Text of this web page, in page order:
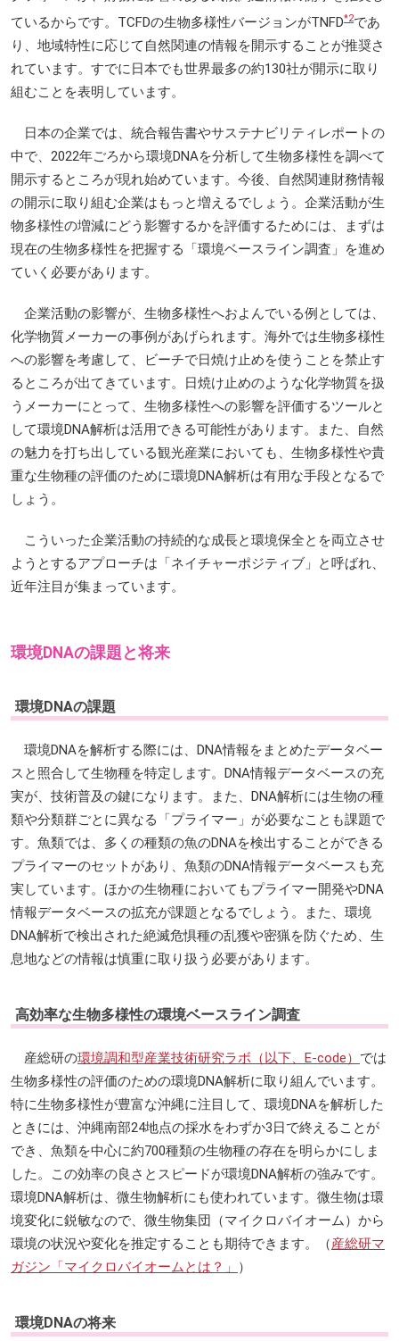
ているからです。TCFDの生物多様性バージョンがTNFD*2であ
り、地域特性に応じて自然関連の情報を開示することが推奨さ
れています。すでに日本でも世界最多の約130社が開示に取り
組むことを表明しています。
日本の企業では、統合報告書やサステナビリティレポートの
中で、2022年ごろから環境DNAを分析して生物多様性を調べて
開示するところが現れ始めています。今後、自然関連財務情報
の開示に取り組む企業はもっと増えるでしょう。企業活動が生
物多様性の増減にどう影響するかを評価するためには、まずは
現在の生物多様性を把握する「環境ベースライン調査」を進め
ていく必要があります。
企業活動の影響が、生物多様性へおよんでいる例としては、
化学物質メーカーの事例があげられます。海外では生物多様性
への影響を考慮して、ビーチで日焼け止めを使うことを禁止す
るところが出てきています。日焼け止めのような化学物質を扱
うメーカーにとって、生物多様性への影響を評価するツールと
して環境DNA解析は活用できる可能性があります。また、自然
の魅力を打ち出している観光産業においても、生物多様性や貴
重な生物種の評価のために環境DNA解析は有用な手段となるで
しょう。
こういった企業活動の持続的な成長と環境保全とを両立させ
ようとするアプローチは「ネイチャーポジティブ」と呼ばれ、
近年注目が集まっています。
環境DNAの課題と将来
環境DNAの課題
環境DNAを解析する際には、DNA情報をまとめたデータベー
スと照合して生物種を特定します。DNA情報データベースの充
実が、技術普及の鍵になります。また、DNA解析には生物の種
類や分類群ごとに異なる「プライマー」が必要なことも課題で
す。魚類では、多くの種類の魚のDNAを検出することができる
プライマーのセットがあり、魚類のDNA情報データベースも充
実しています。ほかの生物種においてもプライマー開発やDNA
情報データベースの拡充が課題となるでしょう。また、環境
DNA解析で検出された絶滅危惧種の乱獲や密猟を防ぐため、生
息地などの情報は慎重に取り扱う必要があります。
高効率な生物多様性の環境ベースライン調査
産総研の環境調和型産業技術研究ラボ（以下、E-code） では
生物多様性の評価のための環境DNA解析に取り組んでいます。
特に生物多様性が豊富な沖縄に注目して、環境DNAを解析した
ときには、沖縄南部24地点の採水をわずか3日で終えることが
でき、魚類を中心に約700種類の生物種の存在を明らかにしま
した。この効率の良さとスピードが環境DNA解析の強みです。
環境DNA解析は、微生物解析にも使われています。微生物は環
境変化に鋭敏なので、微生物集団（マイクロバイオーム）から
環境の状況や変化を推定することも期待できます。（産総研マ
ガジン「マイクロバイオームとは？」
）
環境DNAの将来